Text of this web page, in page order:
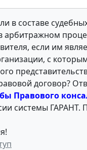
в составе
арбитражном
если им
с
договор?
Правового
системы ГАРАНТ.